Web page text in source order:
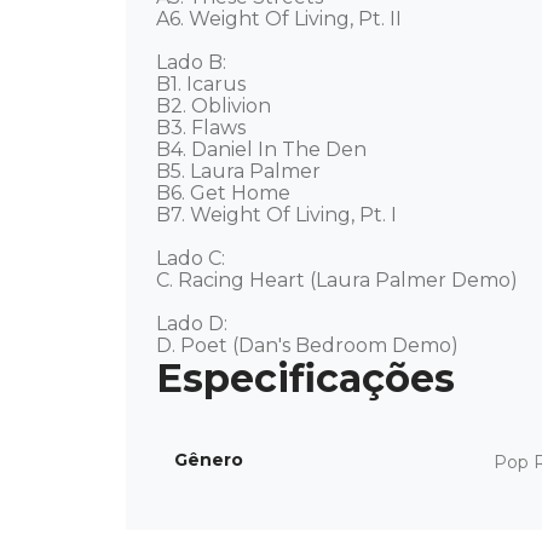
A6. Weight Of Living, Pt. II
Lado B:
B1. Icarus
B2. Oblivion
B3. Flaws
B4. Daniel In The Den
B5. Laura Palmer
B6. Get Home
B7. Weight Of Living, Pt. I
Lado C:
C. Racing Heart (Laura Palmer Demo)
Lado D:
D. Poet (Dan's Bedroom Demo)
Gênero Pop